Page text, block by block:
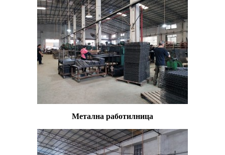
Метална работилница